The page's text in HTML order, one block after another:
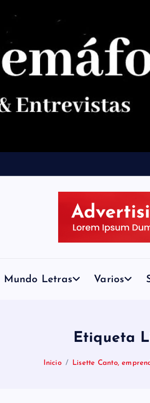
Mundo Letras Varios
Etiqueta
Inicio Lisette Canto,